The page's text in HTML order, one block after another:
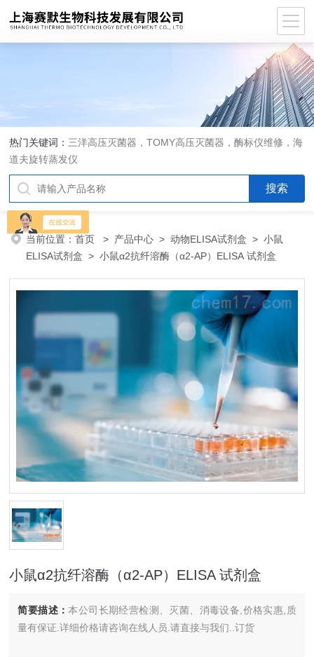
热门关键词： 三洋高压灭菌器，TOMY高压灭菌器，酶标仪维修，海
道夫旋转蒸发仪
当前位置：首页 > 产品中心 >动物ELISA试剂盒 >小鼠
ELISA试剂盒 > 小鼠α2抗纤溶酶（α2-AP）ELISA 试剂盒
小鼠α2抗纤溶酶（α2-AP）ELISA 试剂盒
简要描述：本公司长期经营检测、灭菌、消毒设备,价格实惠,质
量有保证.详细价格请咨询在线人员.请直接与我们..订货